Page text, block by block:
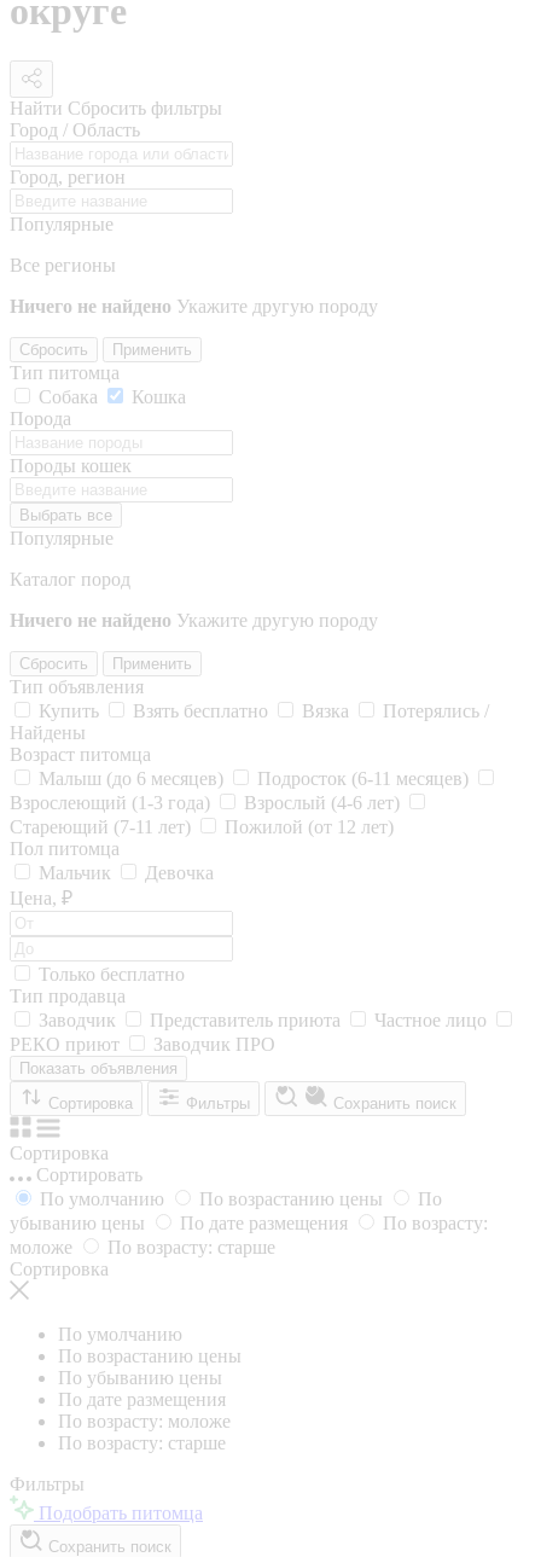
округе
Найти Сбросить фильтры
Город / Область
Город, регион
Популярные
Все регионы
Ничего не найдено Укажите другую породу
Сбросить Применить
Тип питомца
Собака
Кошка
Порода
Породы кошек
Выбрать все
Популярные
Каталог пород
Ничего не найдено Укажите другую породу
Сбросить Применить
Тип объявления
Купить
Взять бесплатно Вязка
Потерялись /
Найдены
Возраст питомца
Малыш (до 6 месяцев)
Подросток (6-11 месяцев)
Взрослеющий (1-3 года)
Взрослый (4-6 лет)
Стареющий (7-11 лет)
Пожилой (от 12 лет)
Пол питомца
Мальчик
Девочка
Цена, ₽
Только бесплатно
Тип продавца
Заводчик
Представитель приюта
Частное лицо
РЕКО приют
Заводчик ПРО
Показать объявления
Сортировка
Фильтры Сохранить поиск
Сортировка
Сортировать
По умолчанию
По возрастанию цены
По
убыванию цены
По дате размещения
По возрасту:
моложе
По возрасту: старше
Сортировка
По умолчанию
По возрастанию цены
По убыванию цены
По дате размещения
По возрасту: моложе
По возрасту: старше
Фильтры
Подобрать питомца
Сохранить поиск